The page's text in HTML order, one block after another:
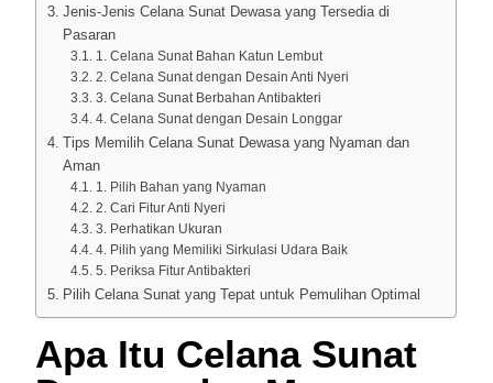
Jenis-Jenis Celana Sunat Dewasa yang Tersedia di
Pasaran
1. Celana Sunat Bahan Katun Lembut
2. Celana Sunat dengan Desain Anti Nyeri
3. Celana Sunat Berbahan Antibakteri
4. Celana Sunat dengan Desain Longgar
Tips Memilih Celana Sunat Dewasa yang Nyaman dan
Aman
1. Pilih Bahan yang Nyaman
2. Cari Fitur Anti Nyeri
3. Perhatikan Ukuran
4. Pilih yang Memiliki Sirkulasi Udara Baik
5. Periksa Fitur Antibakteri
Pilih Celana Sunat yang Tepat untuk Pemulihan Optimal
Apa Itu Celana Sunat